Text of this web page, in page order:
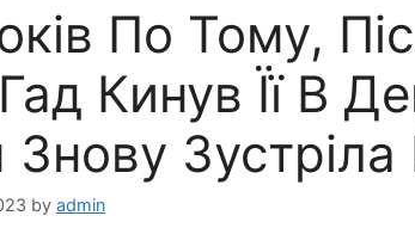
По Тому,
Кинув Її В
Знову Зустріла
by admin